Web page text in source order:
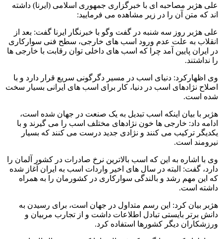
علی هژبر مصاحبه ای با خبرگزاری جمهوری اسلامی (ایرنا) داشته
اند که متن آن را در زیر مشاهده می فرمایید:
علی هژبر روز سه شنبه در گفت وگو با خبرنگار ایرنا گفت: بعد از
انقلاب به علت عدم ورود اسب های خارجی، سطح فنی سوارکاری
در ایران پایین آمد چرا که اسب های داخلی توان رقابت با خارجی ها
را نداشتند.
وی اظهارکرد: دنیای اسب در مسیر دگرگونی سریع قرار دارد و با
اصلاح نژادهای اسب در دنیا، کار برای اسب های ایرانی بسیار سخت
شده است.
هژبر با بیان اینکه اسب تبدیل به یک صنعت در جهان شده است،
ادامه داد: خارجی ها خون نژادهای مختلف اسب را می گیرند و با
یکدیگر ترکیب می کنند و نژادی جدید درست می کنند که بسیار
نیرومند است.
وی با اشاره به این که اسب بالاترین نرخ صادرات در کشور آلمان را
دارد، گفت: البته در سال های اخیر واردات اسب به ایران آغاز شده
که این مهم رشد و بالندگی سوارکاری در کشورمان را به همراه
داشته است.
هژبر بیان کرد: این رسم متداول در جهان است، برای رسیدن به
دانش برتر بایستی تبادل اطلاعات داشت و از تجارب مربیان و
ورزشکاران دیگر کشورها استفاده کرد.